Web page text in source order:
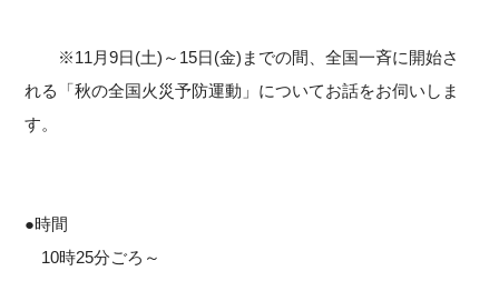
※11月9日(土)～15日(金)までの間、全国一斉に開始さ
れる「秋の全国火災予防運動」についてお話をお伺いしま
す。
●時間
10時25分ごろ～